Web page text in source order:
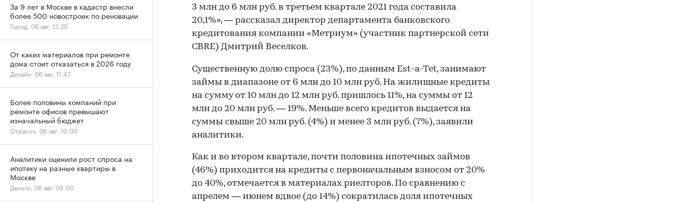
3 млн до 6 млн руб. в третьем квартале 2021 года составила
20,1%», — рассказал директор департамента банковского
кредитования компании «Метриум» (участник партнерской сети
CBRE) Дмитрий Веселков.
Существенную долю спроса (23%), по данным Est-a-Tet, занимают
займы в диапазоне от 6 млн до 10 млн руб. На жилищные кредиты
на сумму от 10 млн до 12 млн руб. пришлось 11%, на суммы от 12
млн до 20 млн руб. — 19%. Меньше всего кредитов выдается на
суммы свыше 20 млн руб. (4%) и менее 3 млн руб. (7%), заявили
аналитики.
Как и во втором квартале, почти половина ипотечных займов
(46%) приходится на кредиты с первоначальным взносом от 20%
до 40%, отмечается в материалах риелторов. По сравнению с
апрелем — июнем вдвое (до 14%) сократилась доля ипотечных
За 9 лет в Москве в кадастр внесли
более 500 новостроек по реновации
Город, 06 авг, 12:25
От каких материалов при ремонте
дома стоит отказаться в 2026 году
Дизайн, 06 авг, 11:47
Более половины компаний при
ремонте офисов превышают
изначальный бюджет
Отрасль, 06 авг, 10:00
Аналитики оценили рост спроса на
ипотеку на разные квартиры в
Москве
Деньги, 06 авг, 09:00